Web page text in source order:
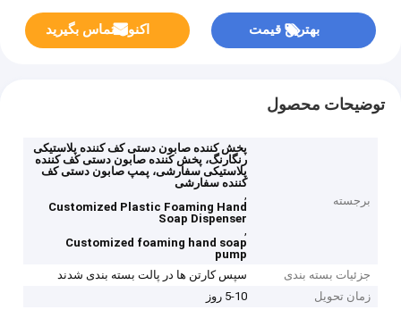
بهترین قیمت اکنون تماس بگیرید
توضیحات محصول
برجسته
پخش کننده صابون دستی کف کننده پلاستیکی
رنگارنگ، پخش کننده صابون دستی کف کننده
پلاستیکی سفارشی، پمپ صابون دستی کف
کننده سفارشی
,
Customized Plastic Foaming Hand
Soap Dispenser
,
Customized foaming hand soap
pump
جزئیات بسته بندی
سپس کارتن ها در پالت بسته بندی شدند
زمان تحویل
5-10 روز